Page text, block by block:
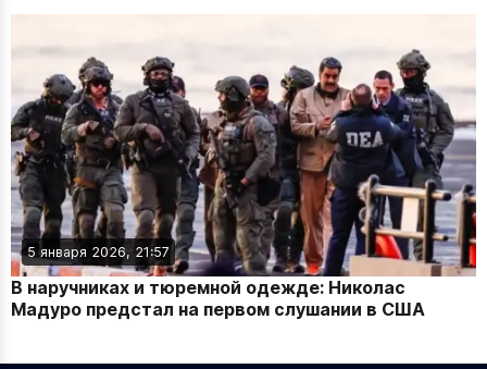
5 января 2026, 21:57
В наручниках и тюремной одежде: Николас
Мадуро предстал на первом слушании в США